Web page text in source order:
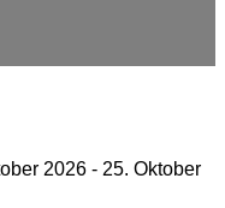
2026 - 25. Oktober